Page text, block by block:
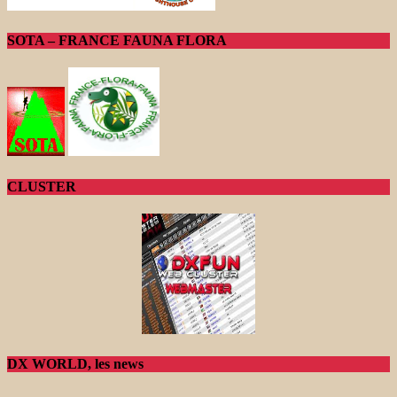
SOTA – FRANCE FAUNA FLORA
CLUSTER
DX WORLD, les news